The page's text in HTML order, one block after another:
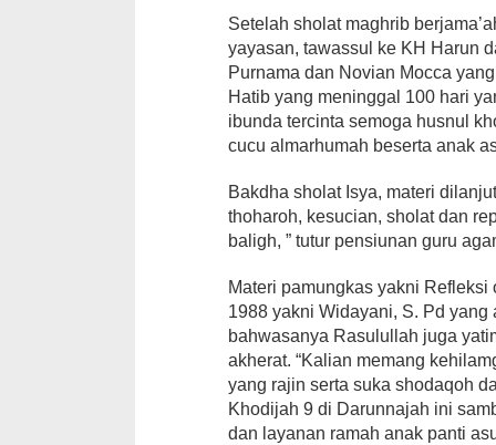
Setelah sholat maghrib
yayasan, tawassul ke KH Harun
Purnama dan Novian Mocca
Hatib yang meninggal 100 hari
ibunda tercinta semoga husnul
cucu almarhumah beserta anak
Bakdha sholat Isya, materi
thoharoh, kesucian, sholat dan
baligh, ” tutur pensiunan guru
Materi pamungkas yakni
1988 yakni Widayani, S. Pd
bahwasanya Rasulullah juga
akherat. “Kalian memang
yang rajin serta suka shodaqoh
Khodijah 9 di Darunnajah ini
dan layanan ramah anak panti